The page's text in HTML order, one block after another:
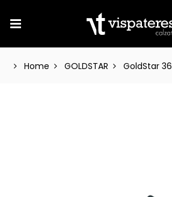
Home GOLDSTAR GoldStar 36